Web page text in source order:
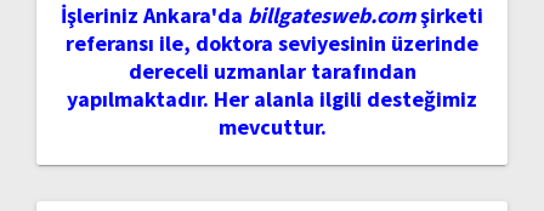
İşleriniz Ankara'da billgatesweb.comşirketi
referansı ile, doktora seviyesinin üzerinde
dereceli uzmanlar tarafından
yapılmaktadır. Her alanla ilgili desteğimiz
mevcuttur.